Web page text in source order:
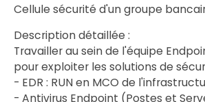
Cellule sécurité d'un groupe
Description détaillée :
Travailler au sein de l'équipe
pour exploiter les solutions de
- EDR : RUN en MCO de
- Antivirus Endpoint (Postes et